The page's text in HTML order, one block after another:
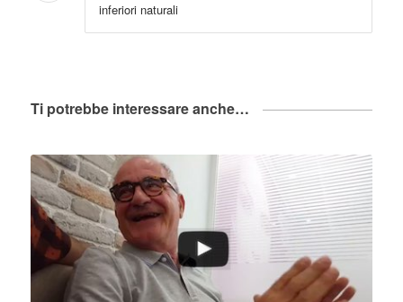
inferiori naturali
Ti potrebbe interessare anche…